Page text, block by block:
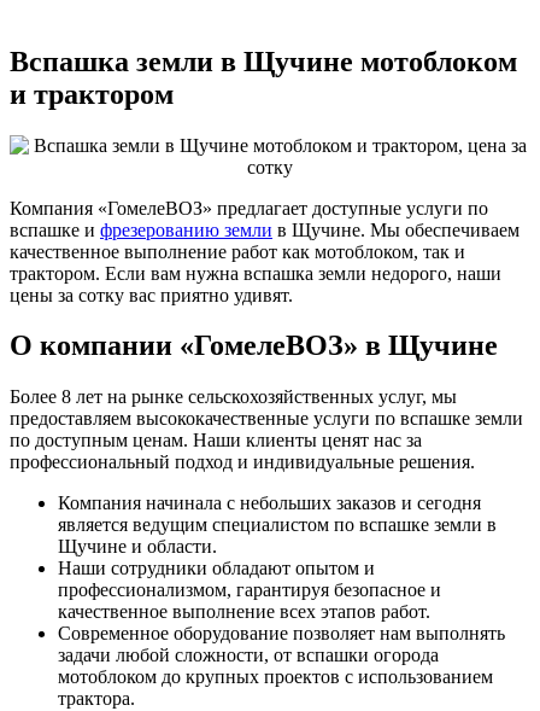
Вспашка земли в Щучине мотоблоком
и трактором
Компания «ГомелеВОЗ» предлагает доступные услуги по
вспашке и фрезерованию земли в Щучине. Мы обеспечиваем
качественное выполнение работ как мотоблоком, так и
трактором. Если вам нужна вспашка земли недорого, наши
цены за сотку вас приятно удивят.
О компании «ГомелеВОЗ» в Щучине
Более 8 лет на рынке сельскохозяйственных услуг, мы
предоставляем высококачественные услуги по вспашке земли
по доступным ценам. Наши клиенты ценят нас за
профессиональный подход и индивидуальные решения.
Компания начинала с небольших заказов и сегодня
является ведущим специалистом по вспашке земли в
Щучине и области.
Наши сотрудники обладают опытом и
профессионализмом, гарантируя безопасное и
качественное выполнение всех этапов работ.
Современное оборудование позволяет нам выполнять
задачи любой сложности, от вспашки огорода
мотоблоком до крупных проектов с использованием
трактора.